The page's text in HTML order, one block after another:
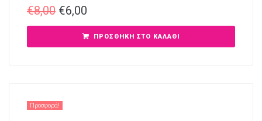
€8,00 €6,00
ΠΡΟΣΘΉΚΗ ΣΤΟ ΚΑΛΆΘΙ
Προσφορά!